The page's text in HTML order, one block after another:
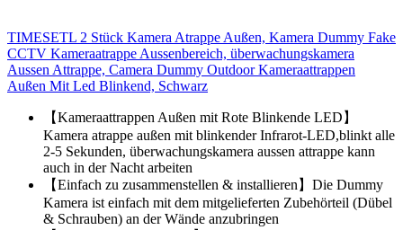
TIMESETL 2 Stück Kamera Atrappe Außen, Kamera Dummy Fake
CCTV Kameraatrappe Aussenbereich, überwachungskamera
Aussen Attrappe, Camera Dummy Outdoor Kameraattrappen
Außen Mit Led Blinkend, Schwarz
【Kameraattrappen Außen mit Rote Blinkende LED】
Kamera atrappe außen mit blinkender Infrarot-LED,blinkt alle
2-5 Sekunden, überwachungskamera aussen attrappe kann
auch in der Nacht arbeiten
【Einfach zu zusammenstellen & installieren】Die Dummy
Kamera ist einfach mit dem mitgelieferten Zubehörteil (Dübel
& Schrauben) an der Wände anzubringen